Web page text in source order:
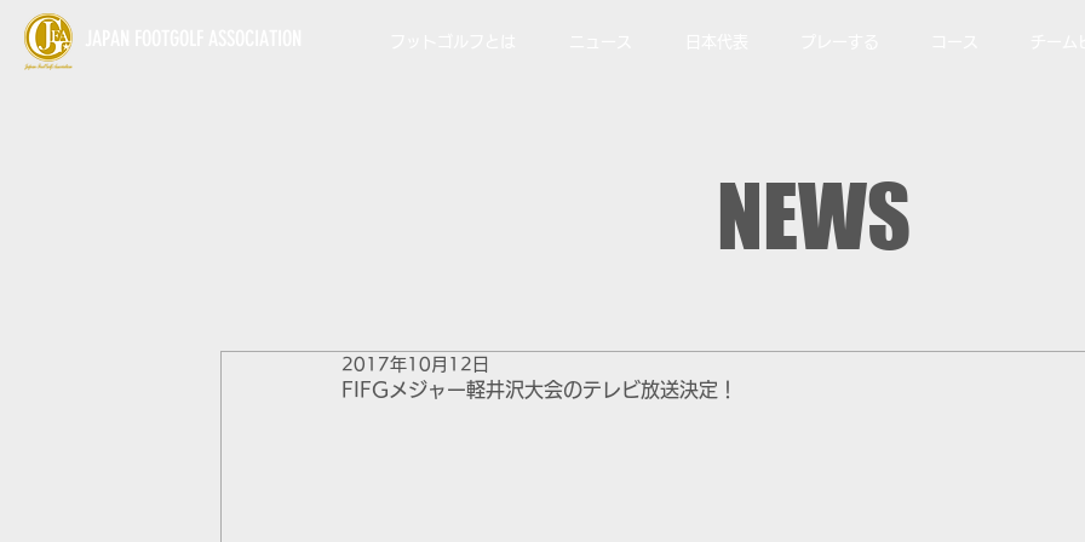
NEWS
FIFGメジャー軽井沢大会のテレビ放送決定！
2017年10月12日